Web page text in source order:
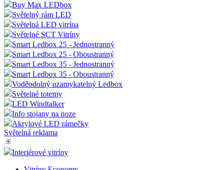
Buy Max LEDbox
Světelný rám LED
Světelná LED vitrína
Světelné SCT Vitríny
Smart Ledbox 25 - Jednostranný
Smart Ledbox 25 - Oboustranný
Smart Ledbox 35 - Jednostranný
Smart Ledbox 35 - Oboustranný
Voděodolný uzamykatelný Ledbox
Světelné totemy
LED Windtalker
Info stojany na noze
Akrylové LED rámečky
Světelná reklama
Interiérové vitríny